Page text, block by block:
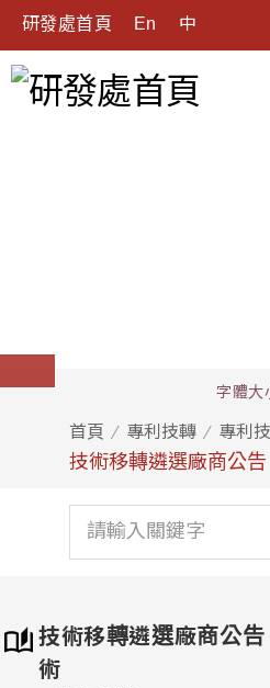
研發處首頁 En 中
首頁 專利技轉 專利
技術移轉遴選廠商公
字體大
技術移轉遴選廠商公
術